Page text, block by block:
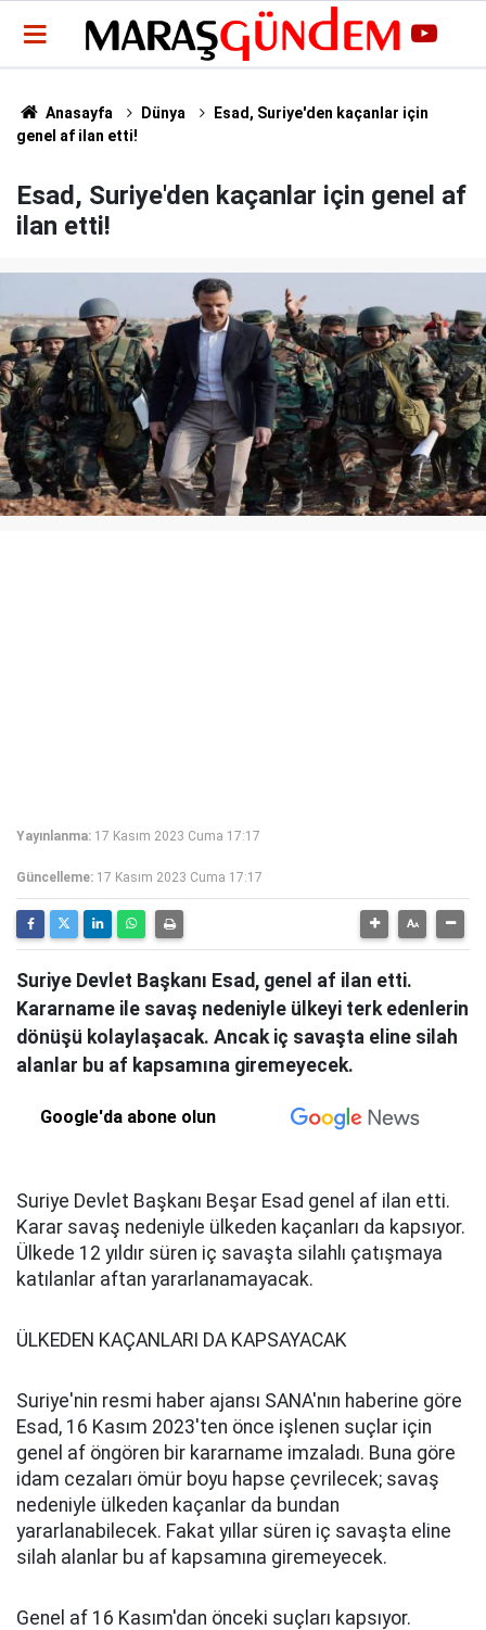
Anasayfa Dünya
Esad, Suriye'den kaçanlar için
genel af ilan etti!
Esad, Suriye'den kaçanlar için genel af
ilan etti!
Yayınlanma: 17 Kasım 2023 Cuma 17:17
Güncelleme: 17 Kasım 2023 Cuma 17:17
Suriye Devlet Başkanı Esad, genel af ilan etti.
Kararname ile savaş nedeniyle ülkeyi terk edenlerin
dönüşü kolaylaşacak. Ancak iç savaşta eline silah
alanlar bu af kapsamına giremeyecek.
Google'da abone olun
Suriye Devlet Başkanı Beşar Esad genel af ilan etti.
Karar savaş nedeniyle ülkeden kaçanları da kapsıyor.
Ülkede 12 yıldır süren iç savaşta silahlı çatışmaya
katılanlar aftan yararlanamayacak.
ÜLKEDEN KAÇANLARI DA KAPSAYACAK
Suriye'nin resmi haber ajansı SANA'nın haberine göre
Esad, 16 Kasım 2023'ten önce işlenen suçlar için
genel af öngören bir kararname imzaladı. Buna göre
idam cezaları ömür boyu hapse çevrilecek; savaş
nedeniyle ülkeden kaçanlar da bundan
yararlanabilecek. Fakat yıllar süren iç savaşta eline
silah alanlar bu af kapsamına giremeyecek.
Genel af 16 Kasım'dan önceki suçları kapsıyor.